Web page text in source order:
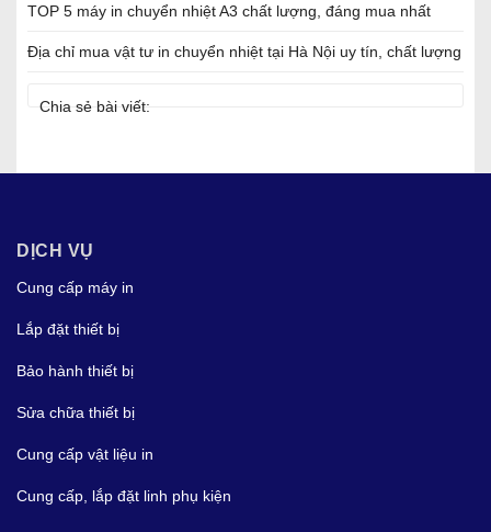
TOP 5 máy in chuyển nhiệt A3 chất lượng, đáng mua nhất
Địa chỉ mua vật tư in chuyển nhiệt tại Hà Nội uy tín, chất lượng
Chia sẻ bài viết:
DỊCH VỤ
Cung cấp máy in
Lắp đặt thiết bị
Bảo hành thiết bị
Sửa chữa thiết bị
Cung cấp vật liệu in
Cung cấp, lắp đặt linh phụ kiện